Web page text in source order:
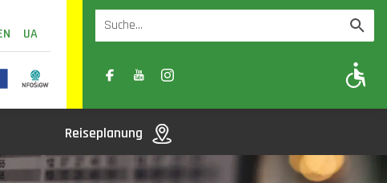
UA
A- A A+
Reiseplanung